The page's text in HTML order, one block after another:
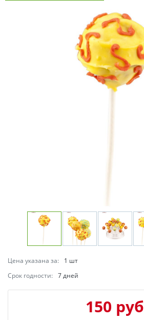
Цена указана за:
1 шт
Срок годности: 7 дней
150 руб